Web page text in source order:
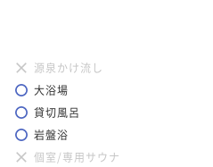
源泉かけ流し
大浴場
貸切風呂
岩盤浴
個室/専用サウナ